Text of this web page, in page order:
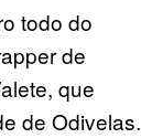
todo do
de
que
de Odivelas.